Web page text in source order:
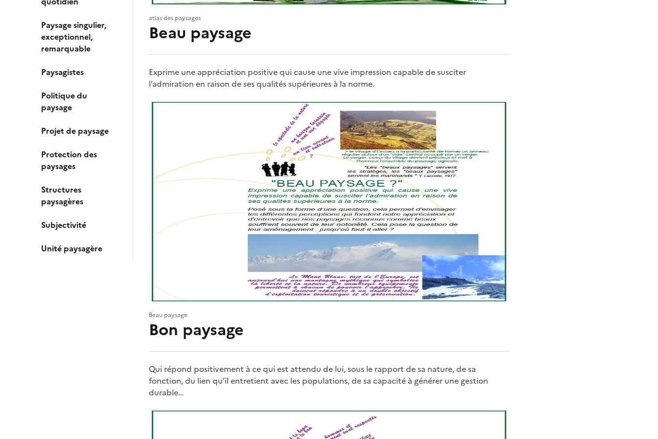
Paysage singulier,
exceptionnel,
remarquable
Paysagistes
Politique du
paysage
Projet de paysage
Protection des
paysages
Structures
paysagères
Subjectivité
Unité paysagère
atlas des paysages
Beau paysage
Exprime une appréciation positive qui cause une vive impression capable de susciter
l’admiration en raison de ses qualités supérieures à la norme.
Beau paysage
Bon paysage
Qui répond positivement à ce qui est attendu de lui, sous le rapport de sa nature, de sa
fonction, du lien qu’il entretient avec les populations, de sa capacité à générer une gestion
durable…